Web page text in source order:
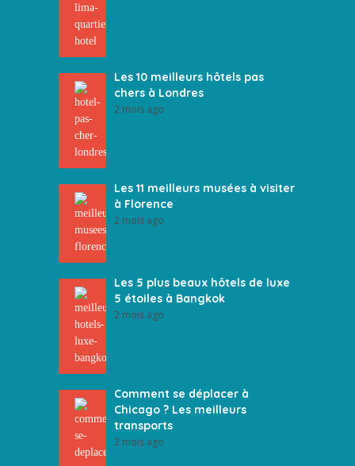
Les 10 meilleurs hôtels pas
chers à Londres
2 mois ago
Les 11 meilleurs musées à visiter
à Florence
2 mois ago
Les 5 plus beaux hôtels de luxe
5 étoiles à Bangkok
2 mois ago
Comment se déplacer à
Chicago ? Les meilleurs
transports
2 mois ago